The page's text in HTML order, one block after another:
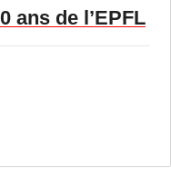
ans de l’EPFL